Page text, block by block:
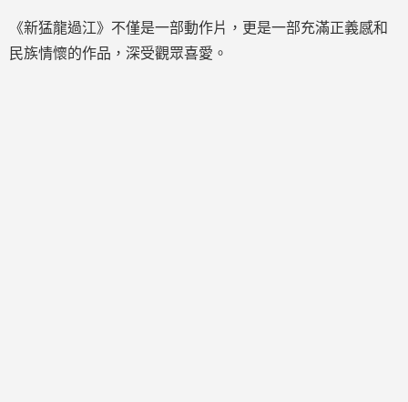
《新猛龍過江》不僅是一部動作片，更是一部充滿正義感和
民族情懷的作品，深受觀眾喜愛。